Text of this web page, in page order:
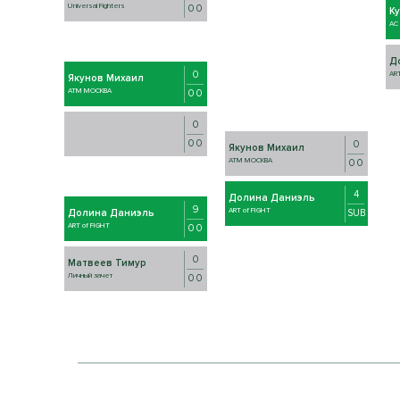
Universal Fighters
0 0
Якунов Михаил
АТМ МОСКВА
0
0 0
0
0 0
Долина Даниэль
ART of FIGHT
9
0 0
Матвеев Тимур
Личный зачет
0
0 0
Якунов Михаил
АТМ МОСКВА
0
0 0
Долина Даниэль
ART of FIGHT
4
SUB
AC